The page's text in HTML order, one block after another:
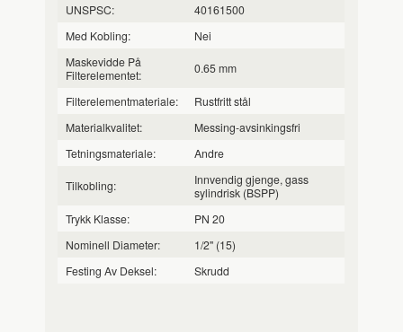
UNSPSC:
40161500
Med Kobling:
Nei
Maskevidde På
Filterelementet:
0.65 mm
Filterelementmateriale:
Rustfritt stål
Materialkvalitet:
Messing-avsinkingsfri
Tetningsmateriale:
Andre
Tilkobling:
Innvendig gjenge, gass
sylindrisk (BSPP)
Trykk Klasse:
PN 20
Nominell Diameter:
1/2" (15)
Festing Av Deksel:
Skrudd